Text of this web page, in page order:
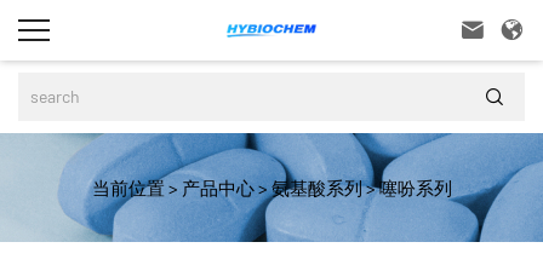
 

当前位置> 产品中心>氨基酸系列>噻吩系列